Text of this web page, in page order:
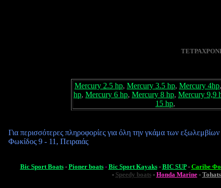
Mercury 2.5 hp, Mercury 3.5 hp, Mercury 4hp
hp, Mercury 6 hp, Mercury 8 hp, Mercury 9,9
15 hp,
Για περισσότερες πληροφορίες για όλη την γκάμα των
Φωκίδος 9 - 11 , Πειραιάς
Bic Sport Boats- Pioner boats- Bic Sport Kayaks- BIC SUP- Caribe
- Speedy boats- Honda Marine-